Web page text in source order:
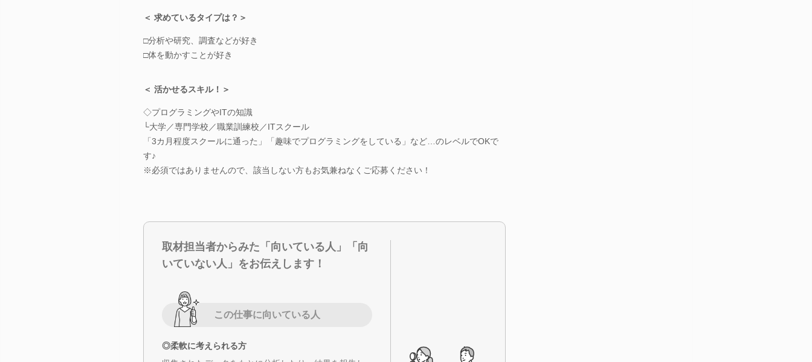
＜ 求めているタイプは？＞
□分析や研究、調査などが好き
□体を動かすことが好き
＜ 活かせるスキル！＞
◇プログラミングやITの知識
└大学／専門学校／職業訓練校／ITスクール
「3カ月程度スクールに通った」「趣味でプログラミングをしている」など…のレベルでOKで
す♪
※必須ではありませんので、該当しない方もお気兼ねなくご応募ください！
取材担当者からみた「向いている人」「向
いていない人」をお伝えします！
この仕事に向いている人
◎柔軟に考えられる方